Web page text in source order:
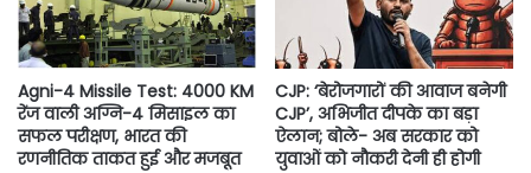
Agni-4 Missile Test: 4000 KM
रेंज वाली अग्नि-4 मिसाइल का
सफल परीक्षण, भारत की
रणनीतिक ताकत हुई और मजबूत
CJP: ‘बेरोजगारों की आवाज बनेगी
CJP’, अभिजीत दीपके का बड़ा
ऐलान; बोले- अब सरकार को
युवाओं को नौकरी देनी ही होगी